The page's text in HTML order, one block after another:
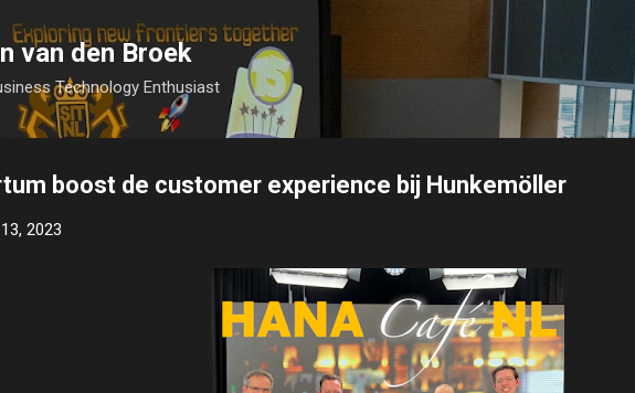
van den Broek
Technology Enthusiast
boost de customer experience bij Hunkemöller
2023